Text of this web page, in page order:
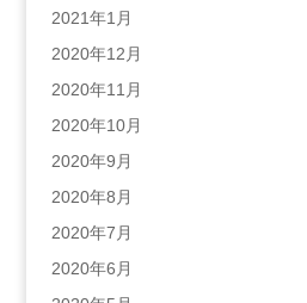
2021年1月
2020年12月
2020年11月
2020年10月
2020年9月
2020年8月
2020年7月
2020年6月